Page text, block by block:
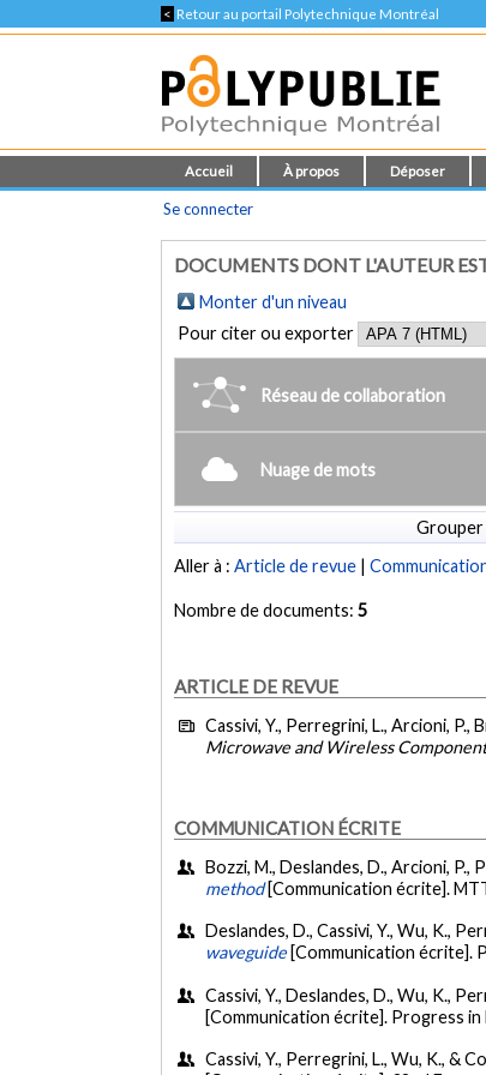
< Retour au portail Polytechnique Montréal
Accueil À propos Déposer
Se connecter
DOCUMENTS DONT L'AUTEUR
Monter d'un niveau
Pour citer ou exporter
Réseau de collaboration
Nuage de mots
Grouper
Aller à :Article de revue |
Nombre de documents:5
ARTICLE DE REVUE
Cassivi, Y., Perregrini, L., Arcioni, P.,
Microwave and Wireless
COMMUNICATION ÉCRITE
Bozzi, M., Deslandes, D., Arcioni, P.,
method [Communication écrite].
Deslandes, D., Cassivi, Y., Wu, K.,
waveguide [Communication écrite].
Cassivi, Y., Deslandes, D., Wu, K.,
[Communication écrite]. Progress in
Cassivi, Y., Perregrini, L., Wu, K., &